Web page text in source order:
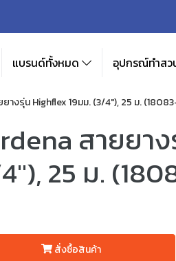
แบรนด์ทั้งหมด อุปกรณ์ทำสว
างรุ่น Highflex 19มม. (3/4"), 25 ม.
สายยา
25 ม.
สั่งซื้อสินค้า